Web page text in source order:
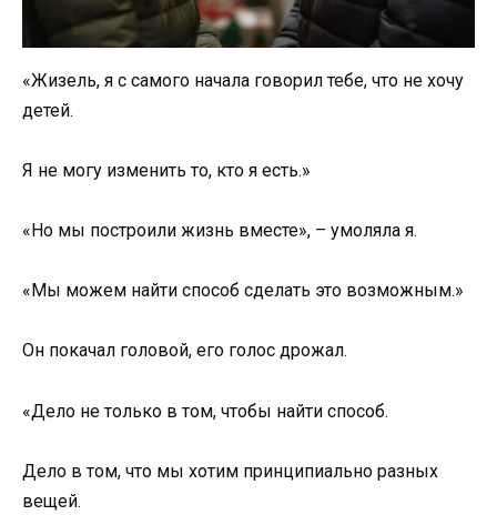
«Жизель, я с самого начала говорил тебе, что не хочу
детей.
Я не могу изменить то, кто я есть.»
«Но мы построили жизнь вместе», – умоляла я.
«Мы можем найти способ сделать это возможным.»
Он покачал головой, его голос дрожал.
«Дело не только в том, чтобы найти способ.
Дело в том, что мы хотим принципиально разных
вещей.